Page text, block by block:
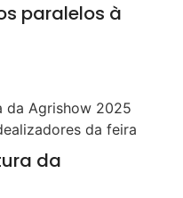
paralelos à
da